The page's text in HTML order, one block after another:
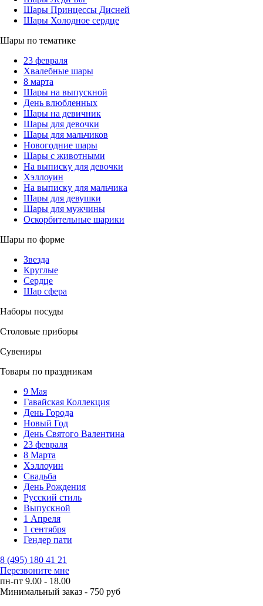
Шары Принцессы Дисней
Шары Холодное сердце
Шары по тематике
23 февраля
Хвалебные шары
8 марта
Шары на выпускной
День влюбленных
Шары на девичник
Шары для девочки
Шары для мальчиков
Новогодние шары
Шары с животными
На выписку для девочки
Хэллоуин
На выписку для мальчика
Шары для девушки
Шары для мужчины
Оскорбительные шарики
Шары по форме
Звезда
Круглые
Сердце
Шар сфера
Наборы посуды
Столовые приборы
Сувениры
Товары по праздникам
9 Мая
Гавайская Коллекция
День Города
Новый Год
День Святого Валентина
23 февраля
8 Марта
Хэллоуин
Свадьба
День Рождения
Русский стиль
Выпускной
1 Апреля
1 сентября
Гендер пати
8 (495) 180 41 21
Перезвоните мне
пн-пт 9.00 - 18.00
Минимальный заказ - 750 руб